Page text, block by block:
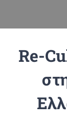
Re-